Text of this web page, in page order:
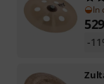
In
529
-